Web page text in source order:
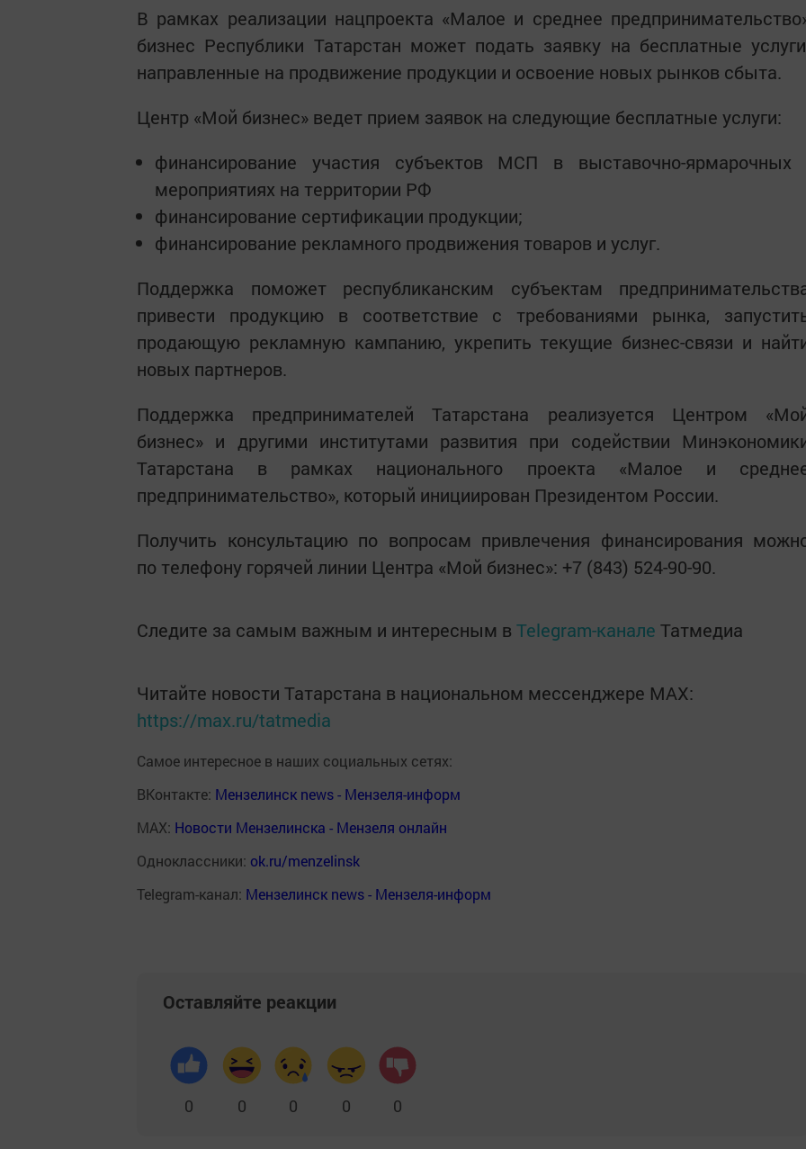
В рамках реализации нацпроекта «Малое и среднее
бизнес Республики Татарстан может подать заявку на бесплатные
направленные на продвижение продукции и освоение новых рынков сбыта.
Центр «Мой бизнес» ведет прием заявок на следующие бесплатные услуги:
финансирование участия субъектов МСП в выставочно-ярмарочных
мероприятиях на территории РФ
финансирование сертификации продукции;
финансирование рекламного продвижения товаров и услуг.
Поддержка поможет республиканским субъектам
привести продукцию в соответствие с требованиями рынка,
продающую рекламную кампанию, укрепить текущие бизнес-связи и
новых партнеров.
Поддержка предпринимателей Татарстана реализуется Центром
бизнес» и другими институтами развития при содействии
Татарстана в рамках национального проекта «Малое и
предпринимательство», который инициирован Президентом России.
Получить консультацию по вопросам привлечения финансирования
по телефону горячей линии Центра «Мой бизнес»: +7 (843) 524-90-90.
Следите за самым важным и интересным в Telegram-канале Татмедиа
Читайте новости Татарстана в национальном мессенджере MАХ:
https://max.ru/tatmedia
Самое интересное в наших социальных сетях:
ВКонтакте: Мензелинск news - Мензеля-информ
MAX: Новости Мензелинска - Мензеля онлайн
Одноклассники: ok.ru/menzelinsk
Telegram-канал: Мензелинск news - Мензеля-информ
Оставляйте реакции
0 0 0 0 0